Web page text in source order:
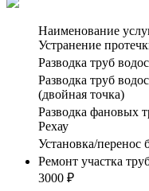
Наименование
Устранение
Разводка труб
Разводка труб
(двойная точка)
Разводка фановых
Рехау
Установка/перенос
Ремонт участка
3000 ₽